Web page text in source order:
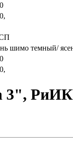
шимо темный/
3",